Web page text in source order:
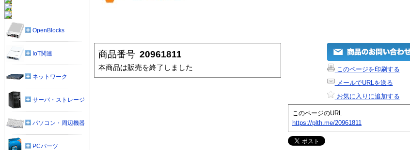
商品番号 20961811
本商品は販売を終了しました
このページを印刷する
メールでURLを送る
お気に入りに追加する
このページのURL
https://plth.me/20961811
OpenBlocks
IoT関連
ネットワーク
サーバ・ストレージ
パソコン・周辺機器
PCパーツ